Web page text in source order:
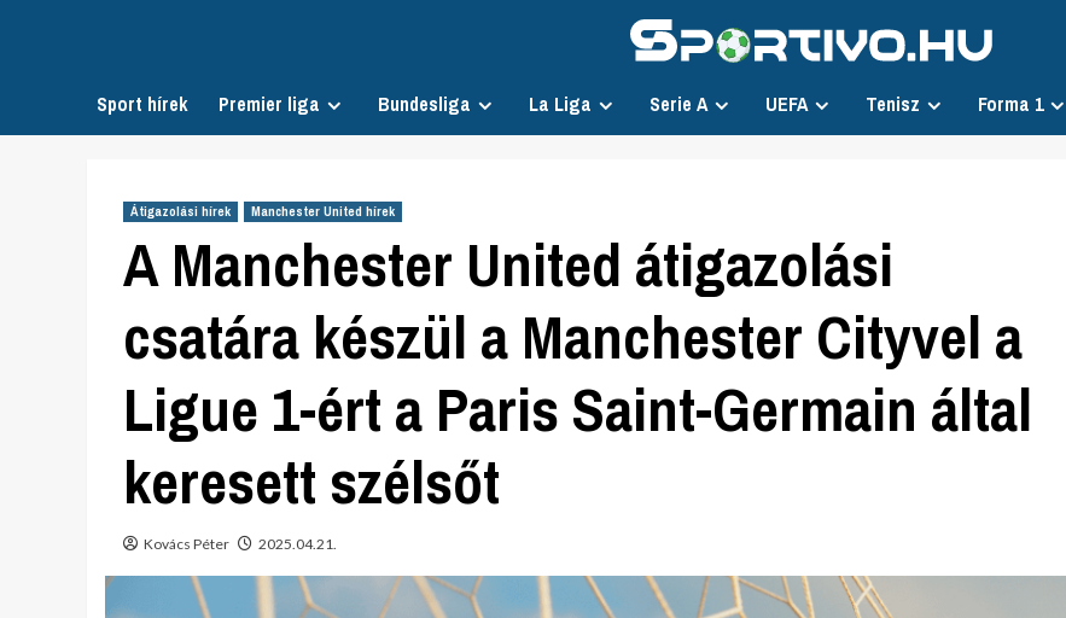
Sport hírek Premier liga Bundesliga La Liga Serie A UEFA Tenisz Forma 1
Átigazolási hírek Manchester United hírek
A Manchester United átigazolási
csatára készül a Manchester Cityvel a
Ligue 1-ért a Paris Saint-Germain által
keresett szélsőt
Kovács Péter 2025.04.21.